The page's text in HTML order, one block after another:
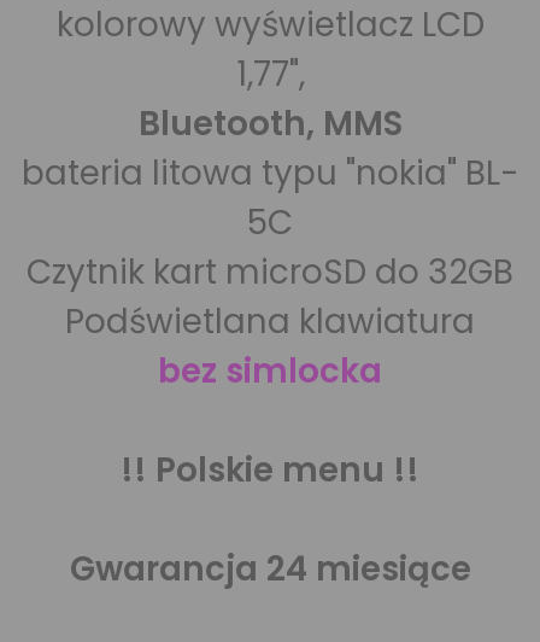
kolorowy wyświetlacz LCD
1,77",
Bluetooth, MMS
bateria litowa typu "nokia" BL-
5C
Czytnik kart microSD do 32GB
Podświetlana klawiatura
bez simlocka
!! Polskie menu !!
Gwarancja 24 miesiące